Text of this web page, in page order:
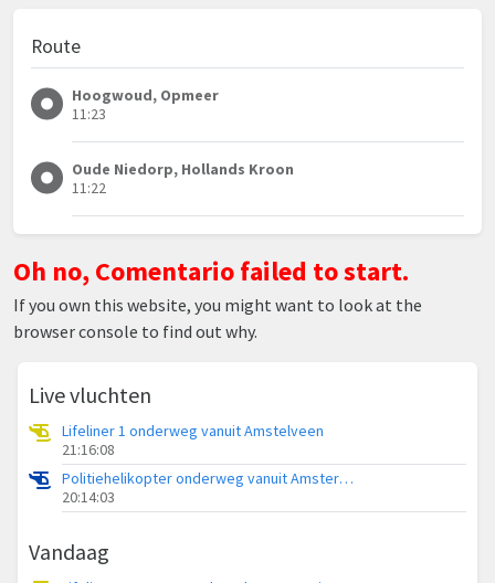
Route
Hoogwoud, Opmeer
11:23
Oude Niedorp, Hollands Kroon
11:22
Oh no, Comentario failed to start.
If you own this website, you might want to look at the
browser console to find out why.
Live vluchten
Lifeliner 1 onderweg vanuit Amstelveen
21:16:08
Politiehelikopter onderweg vanuit Amsterdam Vliegveld Schiphol
20:14:03
Vandaag